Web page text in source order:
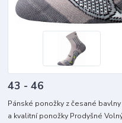
43 - 46
Pánské ponožky z česané
a kvalitní ponožky Prodyšné